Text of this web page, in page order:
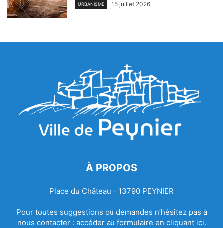
URBANISME 15 juillet 2026
À PROPOS
Place du Château - 13790 PEYNIER
Pour toutes suggestions ou demandes n’hésitez pas à
nous contacter : accéder au formulaire en cliquant ici.